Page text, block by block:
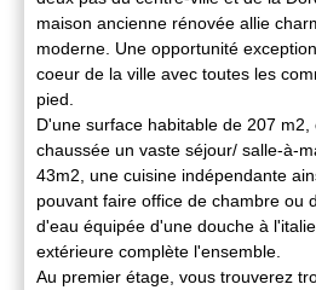
maison ancienne rénovée allie
moderne. Une opportunité
coeur de la ville avec toutes les
pied.
D'une surface habitable de 207
chaussée un vaste séjour/ salle-à-
43m2, une cuisine indépendante
pouvant faire office de chambre ou
d'eau équipée d'une douche à
extérieure complète l'ensemble.
Au premier étage, vous trouverez